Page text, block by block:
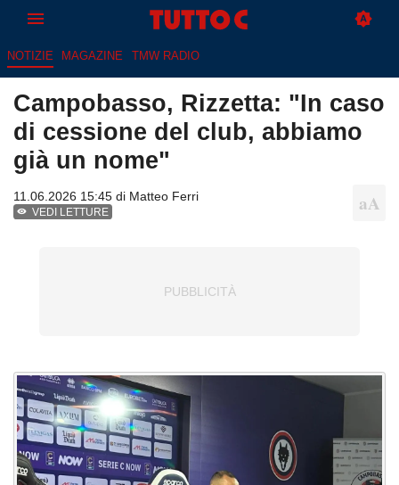
NOTIZIE MAGAZINE TMW RADIO
Campobasso, Rizzetta: "In caso
di cessione del club, abbiamo
già un nome"
11.06.2026 15:45 di Matteo Ferri
VEDI LETTURE